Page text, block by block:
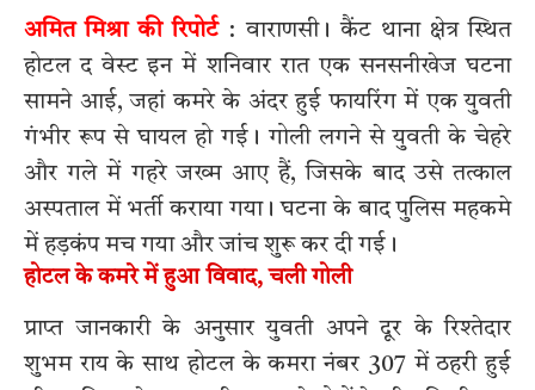
अमित मिश्रा की रिपोर्ट: वाराणसी। कैंट थाना क्षेत्र स्थित
होटल द वेस्ट इन में शनिवार रात एक सनसनीखेज घटना
सामने आई, जहां कमरे के अंदर हुई फायरिंग में एक युवती
गंभीर रूप से घायल हो गई। गोली लगने से युवती के चेहरे
और गले में गहरे जख्म आए हैं, जिसके बाद उसे तत्काल
अस्पताल में भर्ती कराया गया। घटना के बाद पुलिस महकमे
में हड़कंप मच गया और जांच शुरू कर दी गई।
होटल के कमरे में हुआ विवाद, चली गोली
प्राप्त जानकारी के अनुसार युवती अपने दूर के रिश्तेदार
शुभम राय के साथ होटल के कमरा नंबर 307 में ठहरी हुई